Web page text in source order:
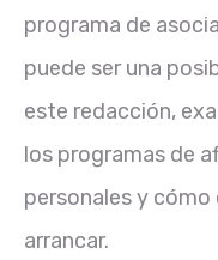
programa de
puede ser una
este redacción,
los programas de
personales y
arrancar.